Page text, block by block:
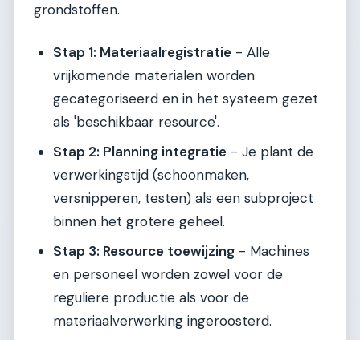
grondstoffen.
Stap 1: Materiaalregistratie - Alle
vrijkomende materialen worden
gecategoriseerd en in het systeem gezet
als 'beschikbaar resource'.
Stap 2: Planning integratie - Je plant de
verwerkingstijd (schoonmaken,
versnipperen, testen) als een subproject
binnen het grotere geheel.
Stap 3: Resource toewijzing - Machines
en personeel worden zowel voor de
reguliere productie als voor de
materiaalverwerking ingeroosterd.